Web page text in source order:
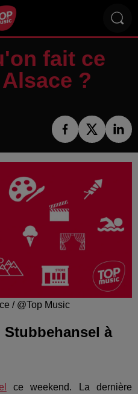
fait ce
?
/ @Top Music
à
ce weekend. La dernière